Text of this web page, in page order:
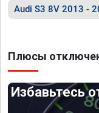
Audi S3 8V 2013 -
Плюсы
Избавьтесь